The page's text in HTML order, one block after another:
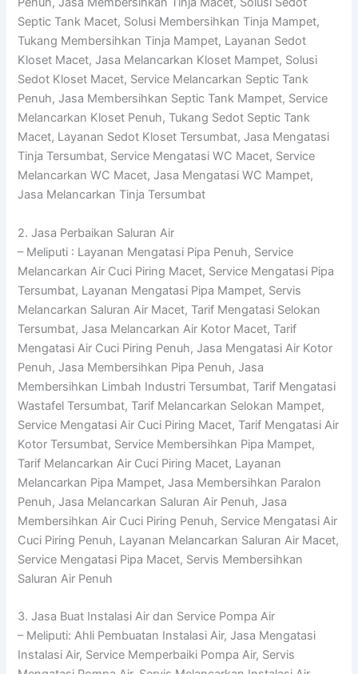
Septic Tank Macet, Solusi Membersihkan Tinja Mampet,
Tukang Membersihkan Tinja Mampet, Layanan Sedot
Kloset Macet, Jasa Melancarkan Kloset Mampet, Solusi
Sedot Kloset Macet, Service Melancarkan Septic Tank
Penuh, Jasa Membersihkan Septic Tank Mampet, Service
Melancarkan Kloset Penuh, Tukang Sedot Septic Tank
Macet, Layanan Sedot Kloset Tersumbat, Jasa Mengatasi
Tinja Tersumbat, Service Mengatasi WC Macet, Service
Melancarkan WC Macet, Jasa Mengatasi WC Mampet,
Jasa Melancarkan Tinja Tersumbat
2. Jasa Perbaikan Saluran Air
– Meliputi : Layanan Mengatasi Pipa Penuh, Service
Melancarkan Air Cuci Piring Macet, Service Mengatasi Pipa
Tersumbat, Layanan Mengatasi Pipa Mampet, Servis
Melancarkan Saluran Air Macet, Tarif Mengatasi Selokan
Tersumbat, Jasa Melancarkan Air Kotor Macet, Tarif
Mengatasi Air Cuci Piring Penuh, Jasa Mengatasi Air Kotor
Penuh, Jasa Membersihkan Pipa Penuh, Jasa
Membersihkan Limbah Industri Tersumbat, Tarif Mengatasi
Wastafel Tersumbat, Tarif Melancarkan Selokan Mampet,
Service Mengatasi Air Cuci Piring Macet, Tarif Mengatasi Air
Kotor Tersumbat, Service Membersihkan Pipa Mampet,
Tarif Melancarkan Air Cuci Piring Macet, Layanan
Melancarkan Pipa Mampet, Jasa Membersihkan Paralon
Penuh, Jasa Melancarkan Saluran Air Penuh, Jasa
Membersihkan Air Cuci Piring Penuh, Service Mengatasi Air
Cuci Piring Penuh, Layanan Melancarkan Saluran Air Macet,
Service Mengatasi Pipa Macet, Servis Membersihkan
Saluran Air Penuh
3. Jasa Buat Instalasi Air dan Service Pompa Air
– Meliputi: Ahli Pembuatan Instalasi Air, Jasa Mengatasi
Instalasi Air, Service Memperbaiki Pompa Air, Servis